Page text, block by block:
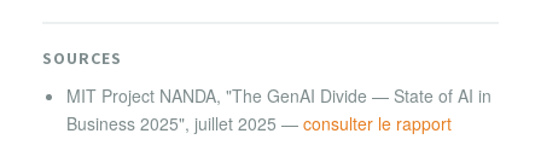
SOURCES
MIT Project NANDA, "The GenAI Divide — State of AI in
Business 2025", juillet 2025 — consulter le rapport